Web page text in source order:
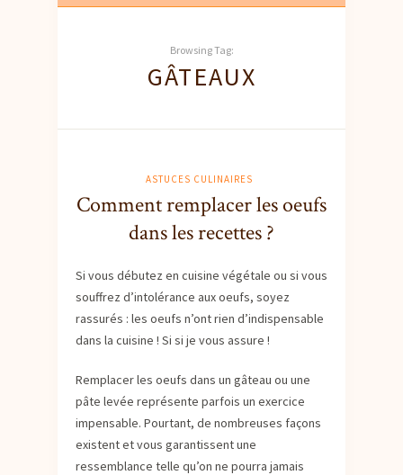
Browsing Tag:
GÂTEAUX
ASTUCES CULINAIRES
Comment remplacer les oeufs
dans les recettes ?
Si vous débutez en cuisine végétale ou si vous
souffrez d’intolérance aux oeufs, soyez
rassurés : les oeufs n’ont rien d’indispensable
dans la cuisine ! Si si je vous assure !
Remplacer les oeufs dans un gâteau ou une
pâte levée représente parfois un exercice
impensable. Pourtant, de nombreuses façons
existent et vous garantissent une
ressemblance telle qu’on ne pourra jamais